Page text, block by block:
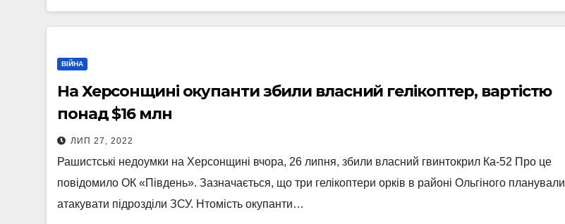
ВІЙНА
На Херсонщині окупанти збили власний гелікоптер, вартістю
понад $16 млн
ЛИП 27, 2022
Рашистські недоумки на Херсонщині вчора, 26 липня, збили власний гвинтокрил Ка-52 Про це
повідомило ОК «Південь». Зазначається, що три гелікоптери орків в районі Ольгіного планували
атакувати підрозділи ЗСУ. Нтомість окупанти…